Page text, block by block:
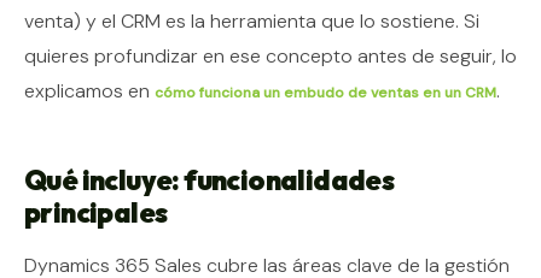
venta) y el CRM es la herramienta que lo sostiene. Si
quieres profundizar en ese concepto antes de seguir, lo
explicamos en cómo funciona un embudo de ventas en un CRM.
Qué incluye: funcionalidades
principales
Dynamics 365 Sales cubre las áreas clave de la gestión